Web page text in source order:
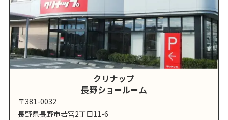
クリナップ
長野ショールーム
〒381-0032
長野県長野市若宮2丁目11-6